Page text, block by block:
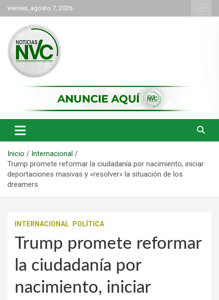
Saltar
al
contenido
viernes, agosto 7, 2026
NVC Noticias
Inicio
Internacional
Trump promete reformar la ciudadanía por nacimiento, iniciar
deportaciones masivas y «resolver» la situación de los
dreamers
INTERNACIONAL POLÍTICA
Trump promete reformar
la ciudadanía por
nacimiento, iniciar